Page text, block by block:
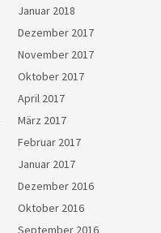
Januar 2018
Dezember 2017
November 2017
Oktober 2017
April 2017
März 2017
Februar 2017
Januar 2017
Dezember 2016
Oktober 2016
September 2016